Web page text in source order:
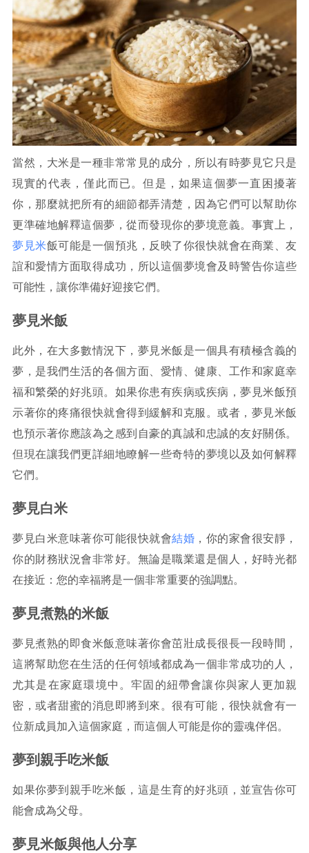
當然，大米是一種非常常見的成分，所以有時夢見它只是
現實的代表，僅此而已。但是，如果這個夢一直困擾著
你，那麼就把所有的細節都弄清楚，因為它們可以幫助你
更準確地解釋這個夢，從而發現你的夢境意義。事實上，
夢見米飯可能是一個預兆，反映了你很快就會在商業、友
誼和愛情方面取得成功，所以這個夢境會及時警告你這些
可能性，讓你準備好迎接它們。
夢見米飯
此外，在大多數情況下，夢見米飯是一個具有積極含義的
夢，是我們生活的各個方面、愛情、健康、工作和家庭幸
福和繁榮的好兆頭。如果你患有疾病或疾病，夢見米飯預
示著你的疼痛很快就會得到緩解和克服。或者，夢見米飯
也預示著你應該為之感到自豪的真誠和忠誠的友好關係。
但現在讓我們更詳細地瞭解一些奇特的夢境以及如何解釋
它們。
夢見白米
夢見白米意味著你可能很快就會結婚 ，你的家會很安靜，
你的財務狀況會非常好。無論是職業還是個人，好時光都
在接近：您的幸福將是一個非常重要的強調點。
夢見煮熟的米飯
夢見煮熟的即食米飯意味著你會茁壯成長很長一段時間，
這將幫助您在生活的任何領域都成為一個非常成功的人，
尤其是在家庭環境中。牢固的紐帶會讓你與家人更加親
密，或者甜蜜的消息即將到來。很有可能，很快就會有一
位新成員加入這個家庭，而這個人可能是你的靈魂伴侶。
夢到親手吃米飯
如果你夢到親手吃米飯，這是生育的好兆頭，並宣告你可
能會成為父母。
夢見米飯與他人分享